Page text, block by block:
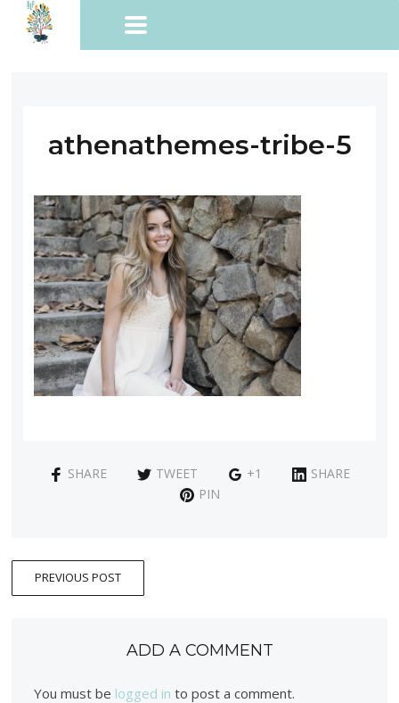
athenathemes-tribe-5
SHARE TWEET +1
SHARE
PIN
PREVIOUS POST
ADD A COMMENT
You must be logged in to post a comment.